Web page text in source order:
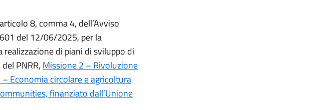
8, comma 4, dell’Avviso
del 12/06/2025, per la
di piani di sviluppo di
PNRR, Missione 2 – Rivoluzione
Economia circolare e agricoltura
finanziato dall’Unione